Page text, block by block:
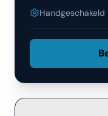
Handgeschakeld